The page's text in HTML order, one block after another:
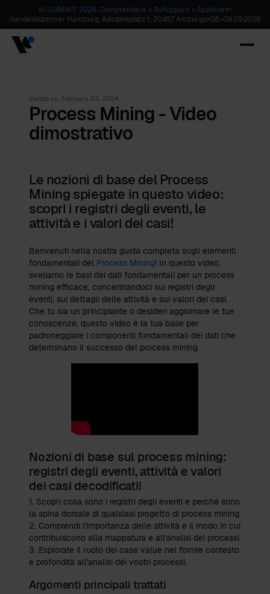
KI-SUMMIT 2026. Comprendere » Sviluppare » Applicare•
Handelskammer Hamburg, Adolphsplatz 1, 20457 Amburgo•08–08.09.2026
Inviato su February 23, 2024
Process Mining - Video
dimostrativo
Le nozioni di base del Process
Mining spiegate in questo video:
scopri i registri degli eventi, le
attività e i valori dei casi!
Benvenuti nella nostra guida completa sugli elementi
fondamentali del Process Mining! In questo video,
sveliamo le basi dei dati fondamentali per un process
mining efficace, concentrandoci sui registri degli
eventi, sui dettagli delle attività e sui valori dei casi.
Che tu sia un principiante o desideri aggiornare le tue
conoscenze, questo video è la tua base per
padroneggiare i componenti fondamentali dei dati che
determinano il successo del process mining.
Nozioni di base sul process mining:
registri degli eventi, attività e valori
dei casi decodificati!
1. Scopri cosa sono i registri degli eventi e perché sono
la spina dorsale di qualsiasi progetto di process mining.
2. Comprendi l'importanza delle attività e il modo in cui
contribuiscono alla mappatura e all'analisi dei processi.
3. Esplorate il ruolo dei case value nel fornire contesto
e profondità all'analisi dei vostri processi.
Argomenti principali trattati